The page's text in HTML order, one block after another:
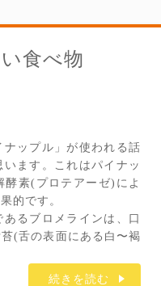
食べ物
ップル」が使われる話
ます。これはパイナッ
酵素(プロテアーゼ)によ
的です。
るブロメラインは、口
(舌の表面にある白〜褐
続きを読む